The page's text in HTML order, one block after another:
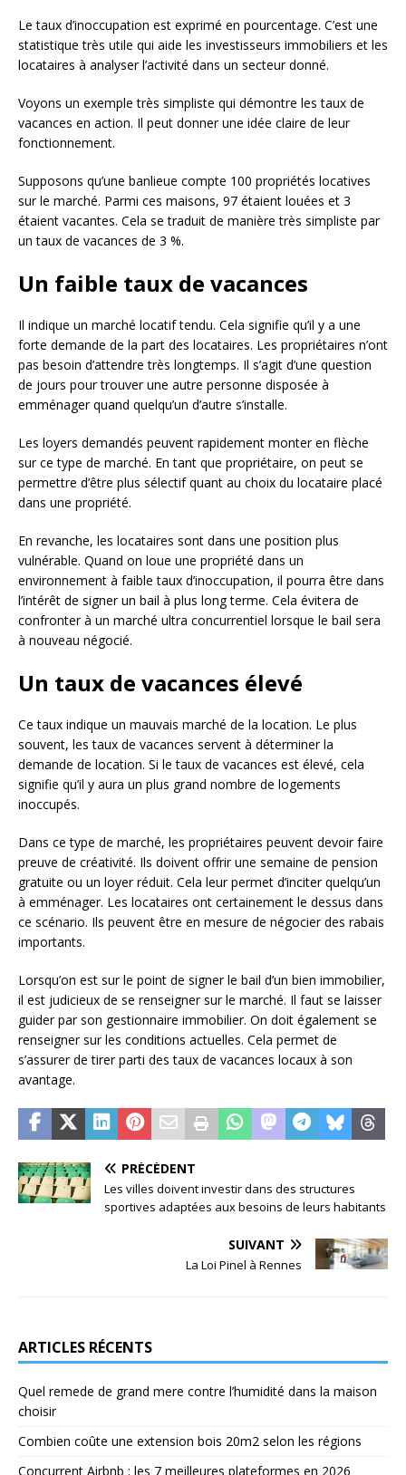
Le taux d’inoccupation est exprimé en pourcentage. C’est une
statistique très utile qui aide les investisseurs immobiliers et les
locataires à analyser l’activité dans un secteur donné.
Voyons un exemple très simpliste qui démontre les taux de
vacances en action. Il peut donner une idée claire de leur
fonctionnement.
Supposons qu’une banlieue compte 100 propriétés locatives
sur le marché. Parmi ces maisons, 97 étaient louées et 3
étaient vacantes. Cela se traduit de manière très simpliste par
un taux de vacances de 3 %.
Un faible taux de vacances
Il indique un marché locatif tendu. Cela signifie qu’il y a une
forte demande de la part des locataires. Les propriétaires n’ont
pas besoin d’attendre très longtemps. Il s’agit d’une question
de jours pour trouver une autre personne disposée à
emménager quand quelqu’un d’autre s’installe.
Les loyers demandés peuvent rapidement monter en flèche
sur ce type de marché. En tant que propriétaire, on peut se
permettre d’être plus sélectif quant au choix du locataire placé
dans une propriété.
En revanche, les locataires sont dans une position plus
vulnérable. Quand on loue une propriété dans un
environnement à faible taux d’inoccupation, il pourra être dans
l’intérêt de signer un bail à plus long terme. Cela évitera de
confronter à un marché ultra concurrentiel lorsque le bail sera
à nouveau négocié.
Un taux de vacances élevé
Ce taux indique un mauvais marché de la location. Le plus
souvent, les taux de vacances servent à déterminer la
demande de location. Si le taux de vacances est élevé, cela
signifie qu’il y aura un plus grand nombre de logements
inoccupés.
Dans ce type de marché, les propriétaires peuvent devoir faire
preuve de créativité. Ils doivent offrir une semaine de pension
gratuite ou un loyer réduit. Cela leur permet d’inciter quelqu’un
à emménager. Les locataires ont certainement le dessus dans
ce scénario. Ils peuvent être en mesure de négocier des rabais
importants.
Lorsqu’on est sur le point de signer le bail d’un bien immobilier,
il est judicieux de se renseigner sur le marché. Il faut se laisser
guider par son gestionnaire immobilier. On doit également se
renseigner sur les conditions actuelles. Cela permet de
s’assurer de tirer parti des taux de vacances locaux à son
avantage.
PRÉCÉDENT
Les villes doivent investir dans des structures
sportives adaptées aux besoins de leurs habitants
SUIVANT
La Loi Pinel à Rennes
ARTICLES RÉCENTS
Quel remede de grand mere contre l’humidité dans la maison
choisir
Combien coûte une extension bois 20m2 selon les régions
Concurrent Airbnb : les 7 meilleures plateformes en 2026